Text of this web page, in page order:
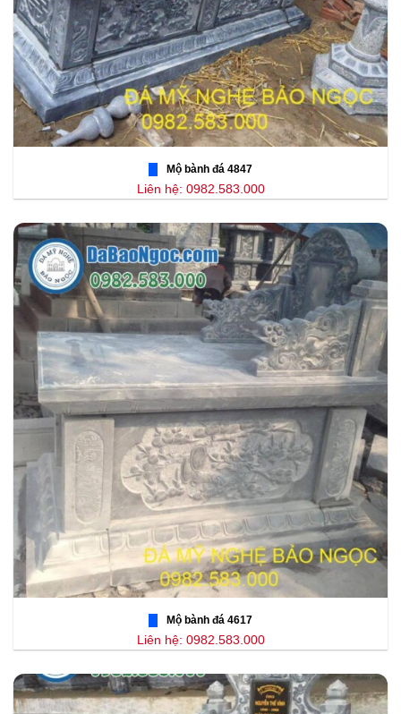
Mộ bành đá 4847
Liên hệ: 0982.583.000
Mộ bành đá 4617
Liên hệ: 0982.583.000